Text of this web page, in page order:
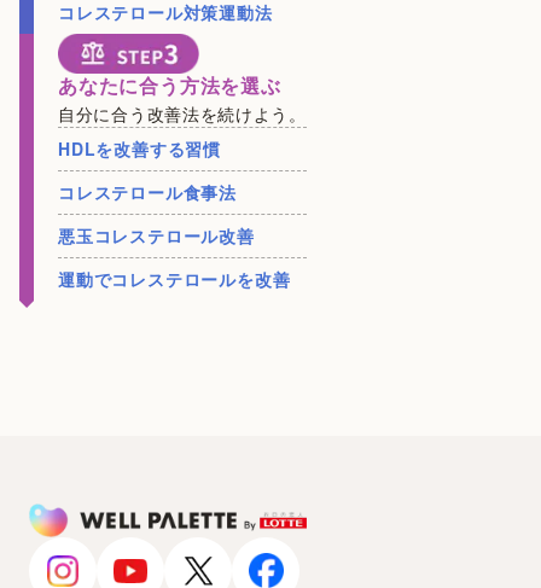
コレステロール対策運動法
あなたに合う方法を選ぶ
自分に合う改善法を続けよう。
HDLを改善する習慣
コレステロール食事法
悪玉コレステロール改善
運動でコレステロールを改善